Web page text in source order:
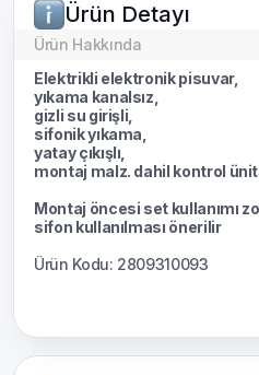
Ürün Detayı
Ürün Hakkında
Elektrikli elektronik pisuvar,
yıkama kanalsız,
gizli su girişli,
sifonik yıkama,
yatay çıkışlı,
montaj malz. dahil kontrol
Montaj öncesi set kullanımı
sifon kullanılması önerilir
Ürün Kodu: 2809310093